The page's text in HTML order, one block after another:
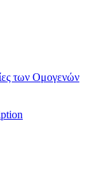
των Ομογενών